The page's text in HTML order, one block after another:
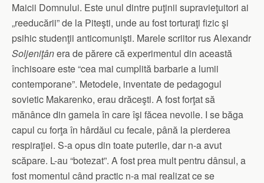
Maicii Domnului. Este unul dintre puţinii supravieţuitori ai
„reeducării” de la Piteşti, unde au fost torturaţi fizic şi
psihic studenţii anticomunişti. Marele scriitor rus Alexandr
Soljeniţânera de părere că experimentul din această
închisoare este “cea mai cumplită barbarie a lumii
contemporane”. Metodele, inventate de pedagogul
sovietic Makarenko, erau drăceşti. A fost forţat să
mănânce din gamela în care îşi făcea nevoile. I se băga
capul cu forţa în hârdăul cu fecale, până la pierderea
respiraţiei. S-a opus din toate puterile, dar n-a avut
scăpare. L-au “botezat”. A fost prea mult pentru dânsul, a
fost momentul când practic n-a mai realizat ce se